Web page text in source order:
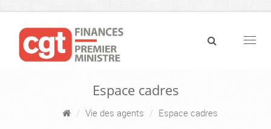
Espace cadres
Vie des agents Espace cadres